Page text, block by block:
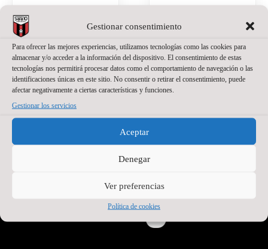
Gestionar consentimiento
Para ofrecer las mejores experiencias, utilizamos tecnologías como las cookies para
almacenar y/o acceder a la información del dispositivo. El consentimiento de estas
tecnologías nos permitirá procesar datos como el comportamiento de navegación o las
identificaciones únicas en este sitio. No consentir o retirar el consentimiento, puede
afectar negativamente a ciertas características y funciones.
Gestionar los servicios
Aceptar
Denegar
Ver preferencias
Política de cookies
PATROCINADOR PRINCIPAL